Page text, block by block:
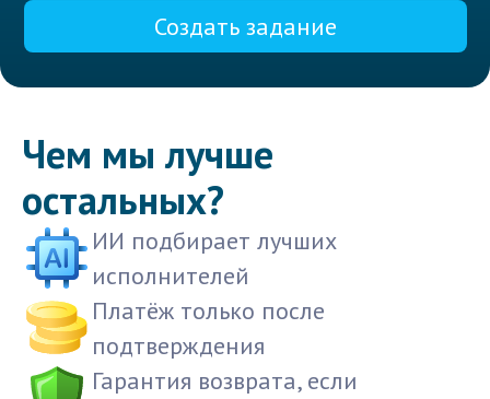
Создать задание
Чем мы лучше
остальных?
ИИ подбирает лучших
исполнителей
Платёж только после
подтверждения
Гарантия возврата, если